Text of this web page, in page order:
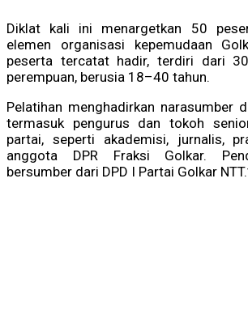
Diklat kali ini menargetkan 50
elemen organisasi kepemudaan
peserta tercatat hadir, terdiri dari
perempuan, berusia 18–40 tahun.
Pelatihan menghadirkan narasumber
termasuk pengurus dan tokoh
partai, seperti akademisi, jurnalis,
anggota DPR Fraksi Golkar.
bersumber dari DPD I Partai Golkar